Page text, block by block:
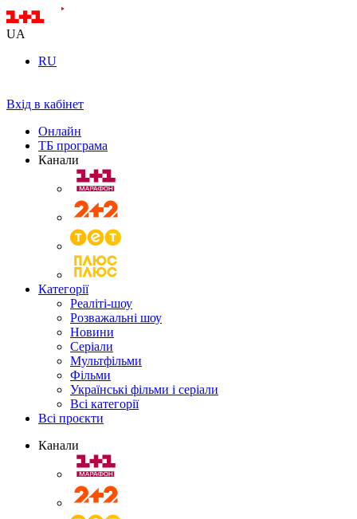
UA
RU
Вхід в кабінет
Онлайн
ТБ програма
Канали
Категорії
Реаліті-шоу
Розважальні шоу
Новини
Серіали
Мультфільми
Фільми
Українські фільми і серіали
Всі категорії
Всі проєкти
Канали